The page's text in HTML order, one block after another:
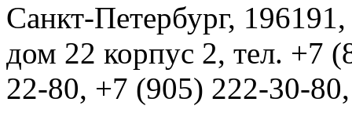
Санкт-Петербург,
дом 22 корпус 2, тел. +7
22-80, +7 (905) 222-30-